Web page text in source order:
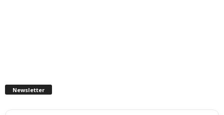
Newsletter